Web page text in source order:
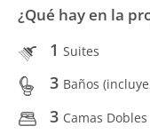
¿Qué hay en la
1 Suites
3 Baños
3 Camas Dobles